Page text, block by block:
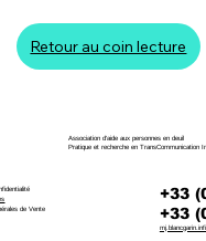
Retour au coin lecture
+33
+33
de Vente
Association d'aide aux personnes en deuil
Pratique et recherche en TransCommunication